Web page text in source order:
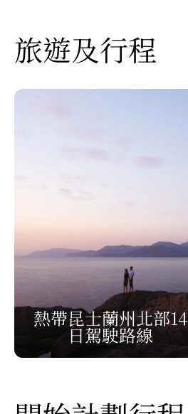
旅遊及行程
熱帶昆士蘭州北部14
日駕駛路線